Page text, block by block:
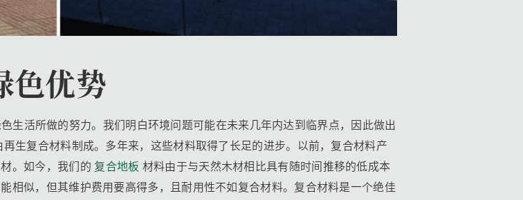
优势
生活所做的努力。我们明白环境问题可能在未来几年内达到临界点，因此做出
生复合材料制成。多年来，这些材料取得了长足的进步。以前，复合材料产
。如今，我们的 复合地板 材料由于与天然木材相比具有随时间推移的低成本
相似，但其维护费用要高得多，且耐用性不如复合材料。复合材料是一个绝佳